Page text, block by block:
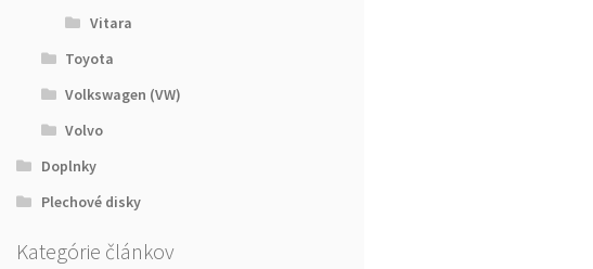
Vitara
Toyota
Volkswagen (VW)
Volvo
Doplnky
Plechové disky
Kategórie článkov